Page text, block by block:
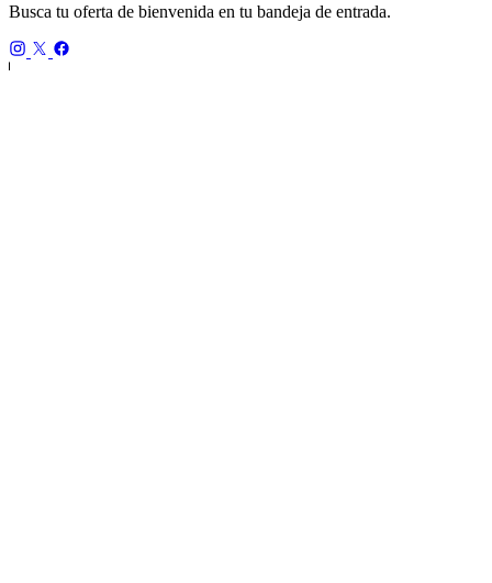
Busca tu oferta de bienvenida en tu bandeja de entrada.